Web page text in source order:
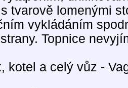
tvarově lomenými
vykládáním
Topnice
kotel a celý vůz -